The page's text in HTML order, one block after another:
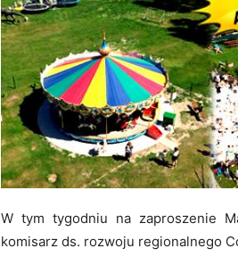
W tym tygodniu na zaproszenie
komisarz ds. rozwoju regionalnego